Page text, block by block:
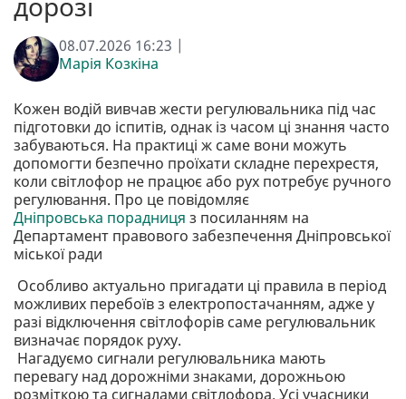
08.07.2026 16:23 |
Марія Козкіна
Кожен водій вивчав жести регулювальника під час
підготовки до іспитів, однак із часом ці знання часто
забуваються. На практиці ж саме вони можуть
допомогти безпечно проїхати складне перехрестя,
коли світлофор не працює або рух потребує ручного
регулювання. Про це повідомляє
Дніпровська порадниця з посиланням на
Департамент правового забезпечення Дніпровської
міської ради
Особливо актуально пригадати ці правила в період
можливих перебоїв з електропостачанням, адже у
разі відключення світлофорів саме регулювальник
визначає порядок руху.
Нагадуємо сигнали регулювальника мають
перевагу над дорожніми знаками, дорожньою
розміткою та сигналами світлофора. Усі учасники